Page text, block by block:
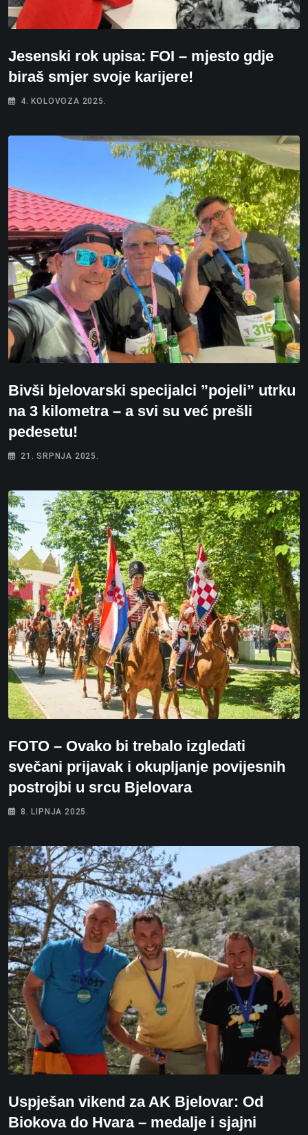
Jesenski rok upisa: FOI – mjesto gdje
biraš smjer svoje karijere!
4. KOLOVOZA 2025.
Bivši bjelovarski specijalci ”pojeli” utrku
na 3 kilometra – a svi su već prešli
pedesetu!
21. SRPNJA 2025.
FOTO – Ovako bi trebalo izgledati
svečani prijavak i okupljanje povijesnih
postrojbi u srcu Bjelovara
8. LIPNJA 2025.
Uspješan vikend za AK Bjelovar: Od
Biokova do Hvara – medalje i sjajni